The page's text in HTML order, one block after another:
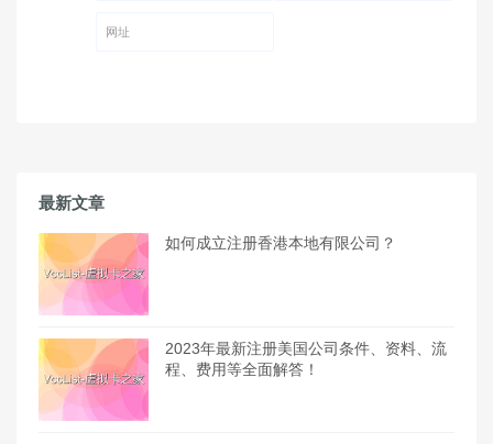
最新文章
如何成立注册香港本地有限公司？
2023年最新注册美国公司条件、资料、流
程、费用等全面解答！